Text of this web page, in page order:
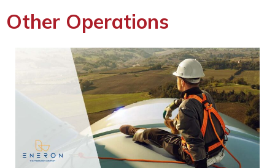
Other Operations